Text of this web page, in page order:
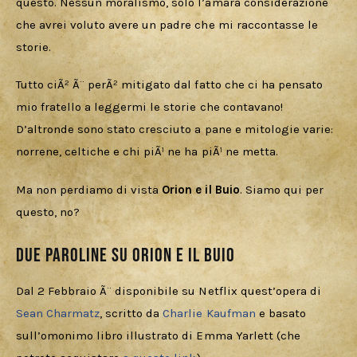
che avrei voluto avere un padre che mi raccontasse le
storie.
Tutto ciÃ² Ã¨ perÃ² mitigato dal fatto che ci ha pensato
mio fratello a leggermi le storie che contavano!
D’altronde sono stato cresciuto a pane e mitologie varie:
norrene, celtiche e chi piÃ¹ ne ha piÃ¹ ne metta.
Ma non perdiamo di vista Orion e il Buio. Siamo qui per
questo, no?
Due paroline su Orion e il Buio
Dal 2 Febbraio Ã¨ disponibile su Netflix quest’opera di
Sean Charmatz, scritto da Charlie Kaufman e basato
sull’omonimo libro illustrato di Emma Yarlett (che